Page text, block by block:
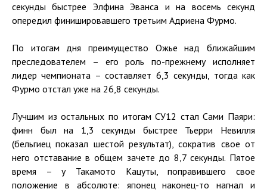
секунды быстрее Элфина Эванса и на восемь секунд
опередил финишировавшего третьим Адриена Фурмо.
По итогам дня преимущество Ожье над ближайшим
преследователем – его роль по-прежнему исполняет
лидер чемпионата – составляет 6,3 секунды, тогда как
Фурмо отстал уже на 26,8 секунды.
Лучшим из остальных по итогам СУ12 стал Сами Паяри:
финн был на 1,3 секунды быстрее Тьерри Невилля
(бельгиец показал шестой результат), сократив свое от
него отставание в общем зачете до 8,7 секунды. Пятое
время – у Такамото Кацуты, поправившего свое
положение в абсолюте: японец наконец-то нагнал и